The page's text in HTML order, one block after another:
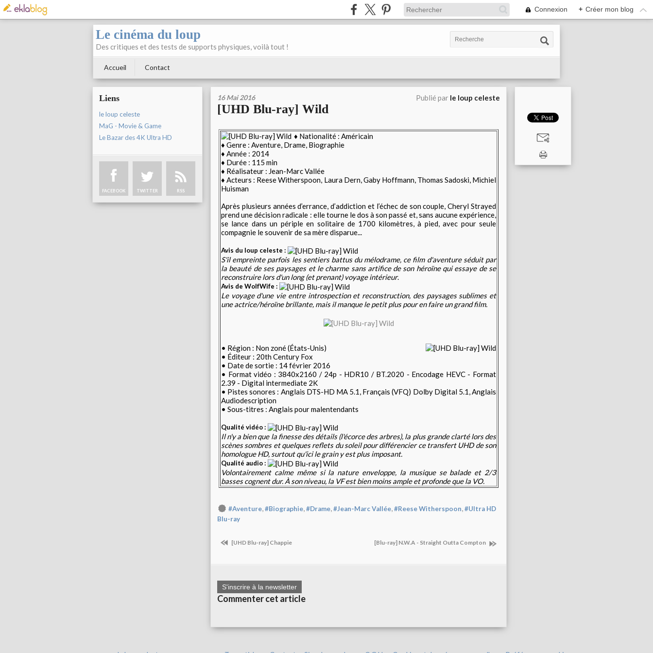
Connexion + Créer mon blog
Le cinéma du loup
Des critiques et des tests de supports physiques, voilà tout !
Accueil Contact
Liens
le loup celeste
MaG - Movie & Game
Le Bazar des 4K Ultra HD
FACEBOOK TWITTER RSS
16 Mai 2016 Publié par le loup celeste
[UHD Blu-ray] Wild
♦ Nationalité : Américain
♦ Genre : Aventure, Drame, Biographie
♦ Année : 2014
♦ Durée : 115 min
♦ Réalisateur : Jean-Marc Vallée
♦ Acteurs : Reese Witherspoon, Laura Dern, Gaby Hoffmann, Thomas Sadoski, Michiel
Huisman
Après plusieurs années d’errance, d’addiction et l’échec de son couple, Cheryl Strayed
prend une décision radicale : elle tourne le dos à son passé et, sans aucune expérience,
se lance dans un périple en solitaire de 1700 kilomètres, à pied, avec pour seule
compagnie le souvenir de sa mère disparue...
Avis du loup celeste :
S'il empreinte parfois les sentiers battus du mélodrame, ce film d'aventure séduit par
la beauté de ses paysages et le charme sans artifice de son héroïne qui essaye de se
reconstruire lors d'un long (et prenant) voyage intérieur.
Avis de WolfWife :
Le voyage d'une vie entre introspection et reconstruction, des paysages sublimes et
une actrice/héroïne brillante, mais il manque le petit plus pour en faire un grand film.
• Région : Non zoné (États-Unis)
• Éditeur : 20th Century Fox
• Date de sortie : 14 février 2016
• Format vidéo : 3840x2160 / 24p - HDR10 / BT.2020 - Encodage HEVC - Format
2.39 - Digital intermediate 2K
• Pistes sonores : Anglais DTS-HD MA 5.1, Français (VFQ) Dolby Digital 5.1, Anglais
Audiodescription
• Sous-titres : Anglais pour malentendants
Qualité vidéo :
Il n'y a bien que la finesse des détails (l'écorce des arbres), la plus grande clarté lors des
scènes sombres et quelques reflets du soleil pour différencier ce transfert UHD de son
homologue HD, surtout qu'ici le grain y est plus imposant.
Qualité audio :
Volontairement calme même si la nature enveloppe, la musique se balade et 2/3
basses cognent dur. À son niveau, la VF est bien moins ample et profonde que la VO.
#Aventure,#Biographie,#Drame,#Jean-Marc Vallée,#Reese Witherspoon,#Ultra HD
Blu-ray
[UHD Blu-ray] Chappie [Blu-ray] N.W.A - Straight Outta Compton
S'inscrire à la newsletter
Commenter cet article